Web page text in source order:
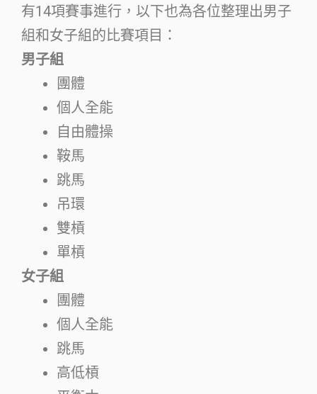
有14項賽事進行，以下也為各位整理出男子
組和女子組的比賽項目：
男子組
團體
個人全能
自由體操
鞍馬
跳馬
吊環
雙槓
單槓
女子組
團體
個人全能
跳馬
高低槓